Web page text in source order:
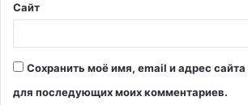
Сайт
Сохранить моё имя, email и адрес сайта
для последующих моих комментариев.